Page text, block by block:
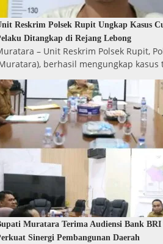
Reskrim Polsek Rupit Ungkap Kasus
Ditangkap di Rejang Lebong
– Unit Reskrim Polsek Rupit,
berhasil mengungkap kasus
Muratara Terima Audiensi Bank
Sinergi Pembangunan Daerah